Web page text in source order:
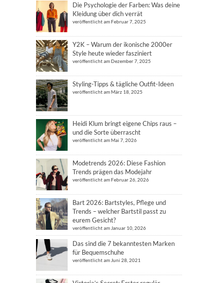
Die Psychologie der Farben: Was deine
Kleidung über dich verrät
veröffentlicht am Februar 7, 2025
Y2K – Warum der ikonische 2000er
Style heute wieder fasziniert
veröffentlicht am Dezember 7, 2025
Styling-Tipps & tägliche Outfit-Ideen
veröffentlicht am März 18, 2025
Heidi Klum bringt eigene Chips raus –
und die Sorte überrascht
veröffentlicht am Mai 7, 2026
Modetrends 2026: Diese Fashion
Trends prägen das Modejahr
veröffentlicht am Februar 26, 2026
Bart 2026: Bartstyles, Pflege und
Trends – welcher Bartstil passt zu
eurem Gesicht?
veröffentlicht am Januar 10, 2026
Das sind die 7 bekanntesten Marken
für Bequemschuhe
veröffentlicht am Juni 28, 2021